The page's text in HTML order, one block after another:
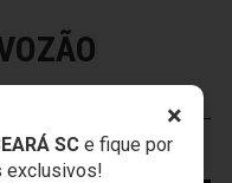
×
SCe fique por
exclusivos!